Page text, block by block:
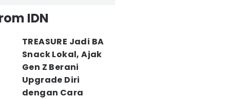
IDN
TREASURE Jadi BA
Snack Lokal, Ajak
Gen Z Berani
Upgrade Diri
dengan Cara